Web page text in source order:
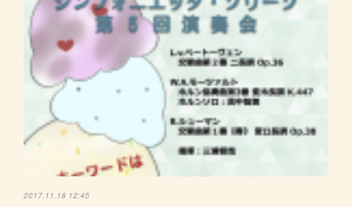
2017.11.18 12:45